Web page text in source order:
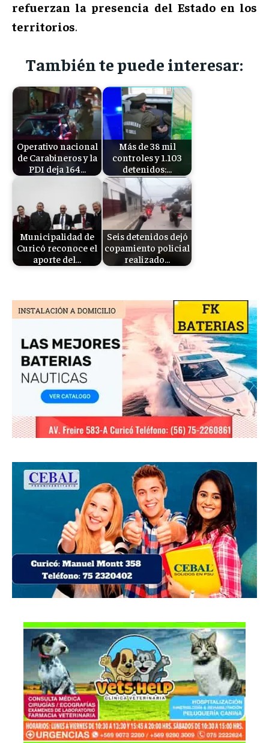
refuerzan la presencia del Estado en los
territorios.
También te puede interesar:
Operativo nacional
de Carabineros y la
PDI deja 164…
Más de 38 mil
controles y 1.103
detenidos:…
Municipalidad de
Curicó reconoce el
aporte del…
Seis detenidos dejó
copamiento policial
realizado…